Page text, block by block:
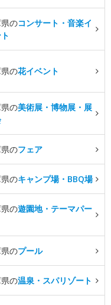
のコンサート・音楽イ
の花イベント
の美術展・博物展・展
のフェア
のキャンプ場・BBQ場
の遊園地・テーマパー
のプール
の温泉・スパリゾート